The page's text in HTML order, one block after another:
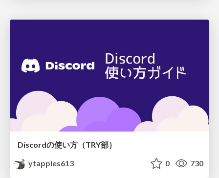
Discordの使い方（TRY部）
ytapples613
0 730